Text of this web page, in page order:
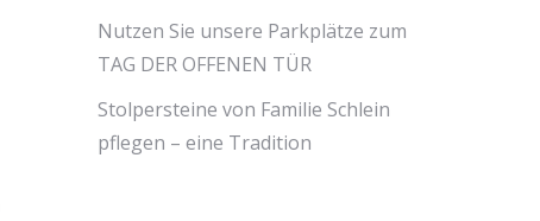
Nutzen Sie unsere Parkplätze zum
TAG DER OFFENEN TÜR
Stolpersteine von Familie Schlein
pflegen – eine Tradition